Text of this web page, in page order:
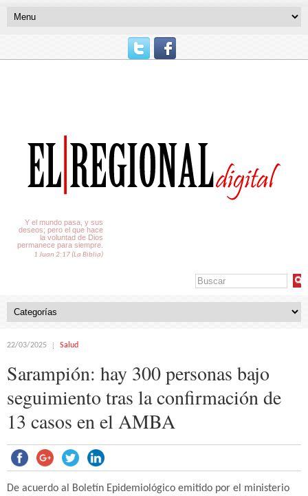
Y el mundo pasa, y sus
deseos; pero el que hace
la voluntad de Dios
permanece para siempre.
1 Juan 2:17 (La Biblia)
22/03/2025 Salud
Sarampión: hay 300 personas bajo
seguimiento tras la confirmación de
13 casos en el AMBA
De acuerdo al Boletín Epidemiológico emitido por el ministerio